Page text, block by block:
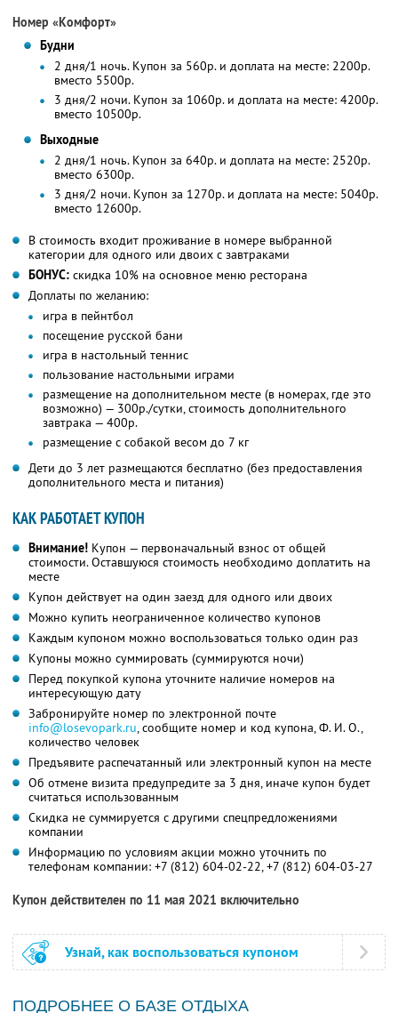
Номер «Комфорт»
Будни
2 дня/1 ночь. Купон за 560р. и доплата на месте: 2200р.
вместо 5500р.
3 дня/2 ночи. Купон за 1060р. и доплата на месте: 4200р.
вместо 10500р.
Выходные
2 дня/1 ночь. Купон за 640р. и доплата на месте: 2520р.
вместо 6300р.
3 дня/2 ночи. Купон за 1270р. и доплата на месте: 5040р.
вместо 12600р.
В стоимость входит проживание в номере выбранной
категории для одного или двоих с завтраками
БОНУС: скидка 10% на основное меню ресторана
Доплаты по желанию:
игра в пейнтбол
посещение русской бани
игра в настольный теннис
пользование настольными играми
размещение на дополнительном месте (в номерах, где это
возможно) — 300р./сутки, стоимость дополнительного
завтрака — 400р.
размещение с собакой весом до 7 кг
Дети до 3 лет размещаются бесплатно (без предоставления
дополнительного места и питания)
КАК РАБОТАЕТ КУПОН
Внимание! Купон — первоначальный взнос от общей
стоимости. Оставшуюся стоимость необходимо доплатить на
месте
Купон действует на один заезд для одного или двоих
Можно купить неограниченное количество купонов
Каждым купоном можно воспользоваться только один раз
Купоны можно суммировать (суммируются ночи)
Перед покупкой купона уточните наличие номеров на
интересующую дату
Забронируйте номер по электронной почте
info@losevopark.ru, сообщите номер и код купона,Ф. И. О.,
количество человек
Предъявите распечатанный или электронный купон на месте
Об отмене визита предупредите за 3 дня, иначе купон будет
считаться использованным
Скидка не суммируется с другими спецпредложениями
компании
Информацию по условиям акции можно уточнить по
телефонам компании: +7 (812) 604-02-22,+7 (812) 604-03-27
Купон действителен по 11 мая 2021 включительно
Узнай, как воспользоваться купоном
ПОДРОБНЕЕ О БАЗЕ ОТДЫХА